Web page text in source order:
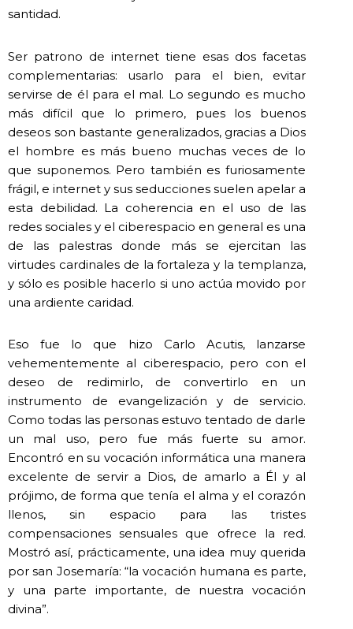
santidad.
Ser patrono de internet tiene esas dos facetas
complementarias: usarlo para el bien, evitar
servirse de él para el mal. Lo segundo es mucho
más difícil que lo primero, pues los buenos
deseos son bastante generalizados, gracias a Dios
el hombre es más bueno muchas veces de lo
que suponemos. Pero también es furiosamente
frágil, e internet y sus seducciones suelen apelar a
esta debilidad. La coherencia en el uso de las
redes sociales y el ciberespacio en general es una
de las palestras donde más se ejercitan las
virtudes cardinales de la fortaleza y la templanza,
y sólo es posible hacerlo si uno actúa movido por
una ardiente caridad.
Eso fue lo que hizo Carlo Acutis, lanzarse
vehementemente al ciberespacio, pero con el
deseo de redimirlo, de convertirlo en un
instrumento de evangelización y de servicio.
Como todas las personas estuvo tentado de darle
un mal uso, pero fue más fuerte su amor.
Encontró en su vocación informática una manera
excelente de servir a Dios, de amarlo a Él y al
prójimo, de forma que tenía el alma y el corazón
llenos, sin espacio para las tristes
compensaciones sensuales que ofrece la red.
Mostró así, prácticamente, una idea muy querida
por san Josemaría: “la vocación humana es parte,
y una parte importante, de nuestra vocación
divina”.